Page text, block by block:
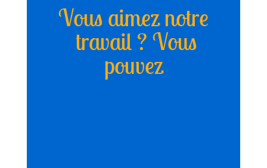
Vous aimez notre
travail ? Vous
pouvez